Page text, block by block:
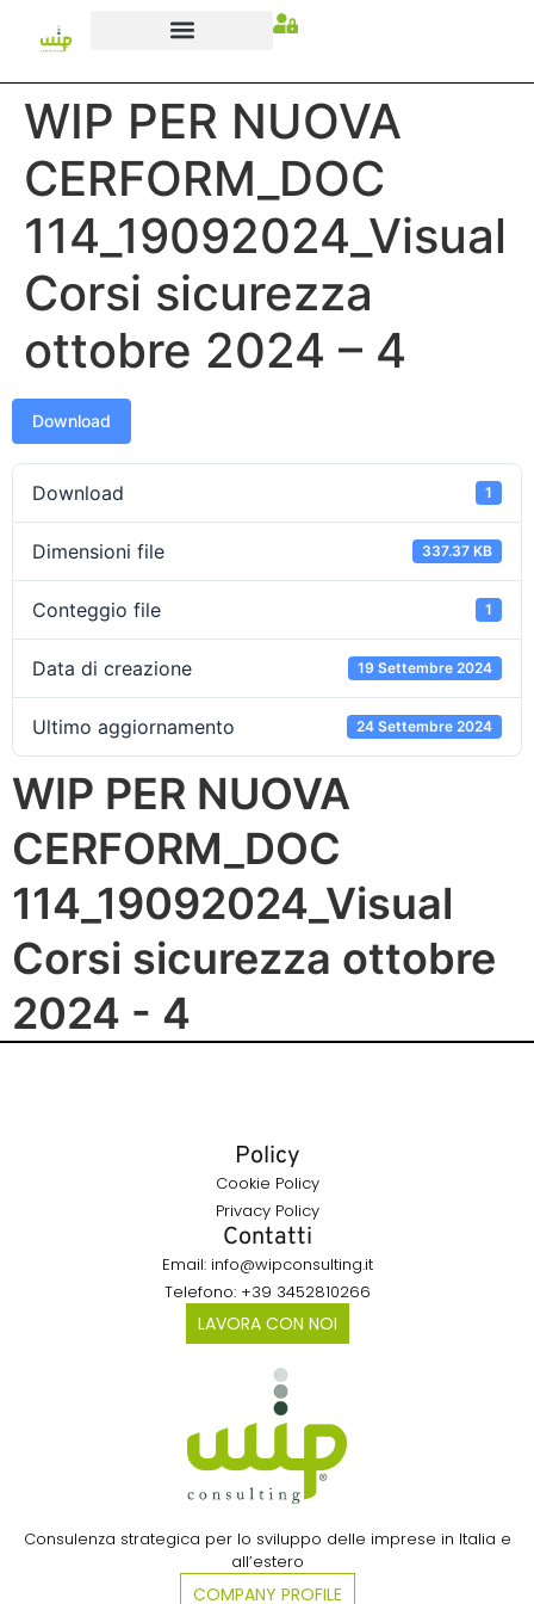
WIP PER NUOVA
CERFORM_DOC
114_19092024_Visual
Corsi sicurezza
ottobre 2024 – 4
Download
Download 1
Dimensioni file 337.37 KB
Conteggio file 1
Data di creazione 19 Settembre 2024
Ultimo aggiornamento 24 Settembre 2024
WIP PER NUOVA
CERFORM_DOC
114_19092024_Visual
Corsi sicurezza ottobre
2024 - 4
Consulenza strategica per lo sviluppo delle imprese in Italia e
all’estero​
COMPANY PROFILE
Policy
Cookie Policy
Privacy Policy
Contatti
Email: info@wipconsulting.it
Telefono: +39 3452810266
LAVORA CON NOI